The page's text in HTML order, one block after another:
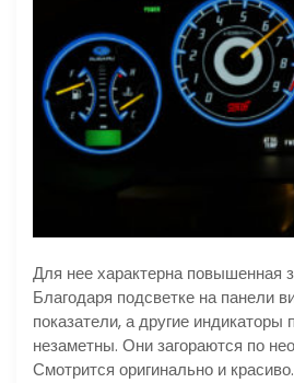
Для нее характерна повышенная
Благодаря подсветке на панели
показатели, а другие индикаторы
незаметны. Они загораются по
Смотрится оригинально и красиво.